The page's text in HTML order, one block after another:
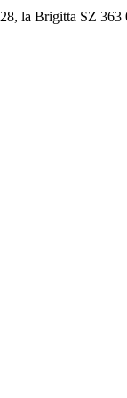
la Brigitta SZ